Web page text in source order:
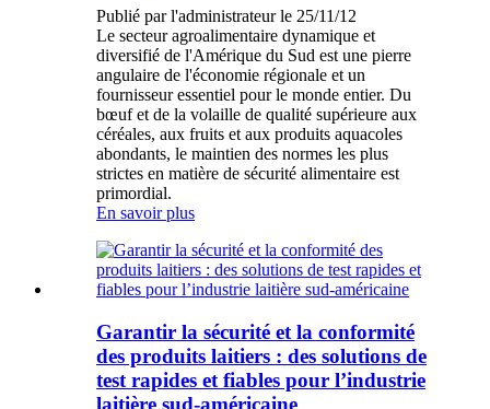
Publié par l'administrateur le 25/11/12
Le secteur agroalimentaire dynamique et
diversifié de l'Amérique du Sud est une pierre
angulaire de l'économie régionale et un
fournisseur essentiel pour le monde entier. Du
bœuf et de la volaille de qualité supérieure aux
céréales, aux fruits et aux produits aquacoles
abondants, le maintien des normes les plus
strictes en matière de sécurité alimentaire est
primordial.
En savoir plus
Garantir la sécurité et la conformité
des produits laitiers : des solutions de
test rapides et fiables pour l’industrie
laitière sud-américaine